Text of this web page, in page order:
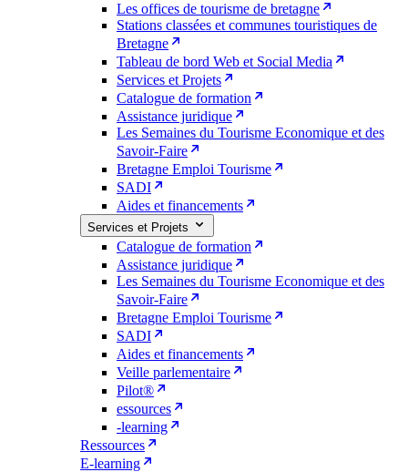
Les offices de tourisme de bretagne
Stations classées et communes touristiques de
Bretagne
Tableau de bord Web et Social Media
Services et Projets
Catalogue de formation
Assistance juridique
Les Semaines du Tourisme Economique et des
Savoir-Faire
Bretagne Emploi Tourisme
SADI
Aides et financements
Services et Projets
Catalogue de formation
Assistance juridique
Les Semaines du Tourisme Economique et des
Savoir-Faire
Bretagne Emploi Tourisme
SADI
Aides et financements
Veille parlementaire
Pilot®
essources
-learning
Ressources
E-learning